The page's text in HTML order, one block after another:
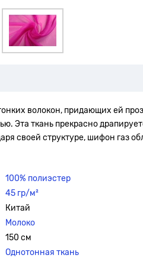
волокон, придающих ей
Эта ткань прекрасно
своей структуре, шифон газ
100% полиэстер
45 гр/м²
Китай
Молоко
150 см
Однотонная ткань